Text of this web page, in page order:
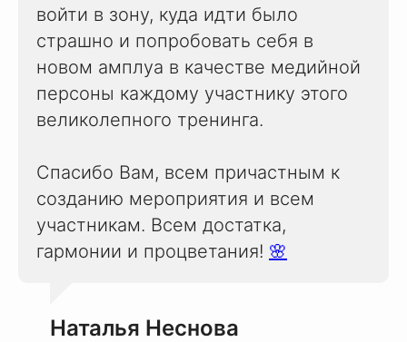
войти в зону, куда идти было
страшно и попробовать себя в
новом амплуа в качестве медийной
персоны каждому участнику этого
великолепного тренинга.
Спасибо Вам, всем причастным к
созданию мероприятия и всем
участникам. Всем достатка,
гармонии и процветания! 🌸
Наталья Неснова